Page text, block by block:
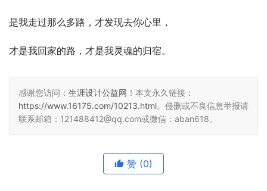
是我走过那么多路，才发现去你心里，
才是我回家的路，才是我灵魂的归宿。
感谢您访问： 生涯设计公益网 ！本文永久链接：
https://www.16175.com/10213.html。侵删或不良信息举报请
联系邮箱：121488412@qq.com或微信：aban618。
赞 (0)